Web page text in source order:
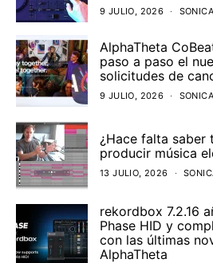
9 JULIO, 2026
AlphaTheta
paso a paso el
solicitudes de
9 JULIO, 2026
¿Hace falta saber
producir música
13 JULIO, 2026
rekordbox 7.2.16
Phase HID y
con las últimas
AlphaTheta